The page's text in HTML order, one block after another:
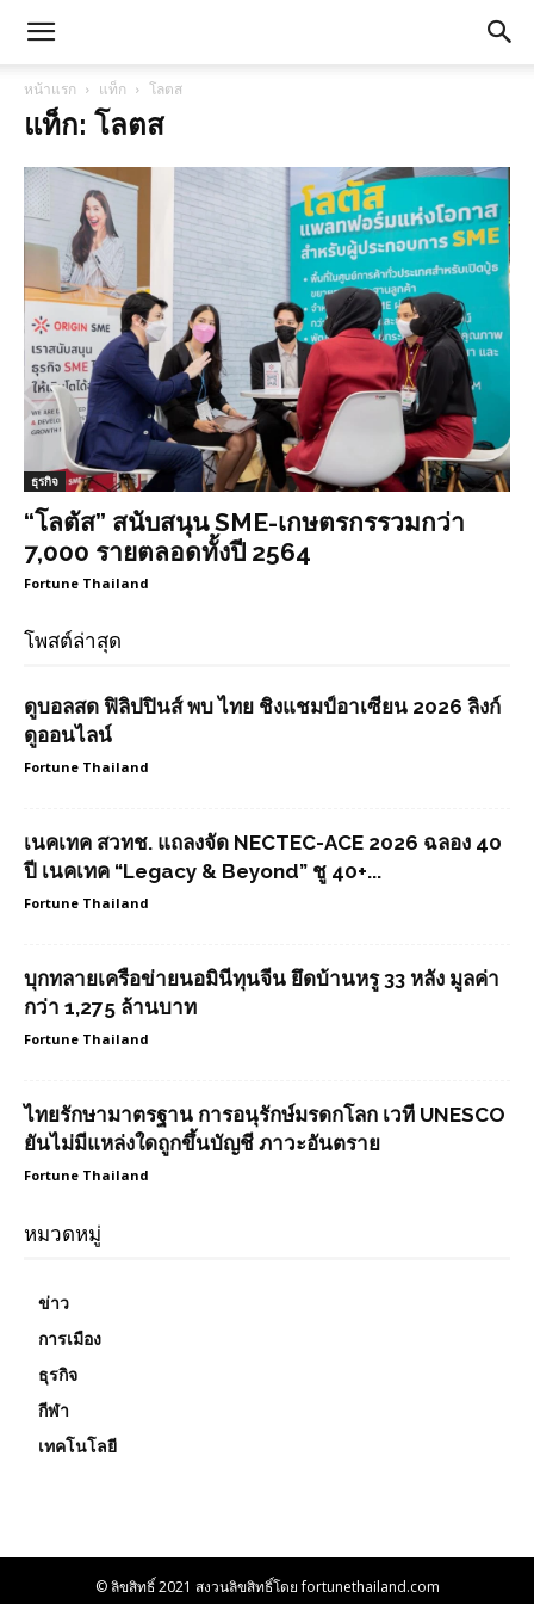
หน้าแรก แท็ก โลตส
แท็ก: โลตส
ธุรกิจ
“โลตัส” สนับสนุน SME-เกษตรกรรวมกว่า
7,000 รายตลอดทั้งปี 2564
Fortune Thailand
โพสต์ล่าสุด
ดูบอลสด ฟิลิปปินส์ พบ ไทย ชิงแชมป์อาเซียน 2026 ลิงก์
ดูออนไลน์
Fortune Thailand
เนคเทค สวทช. แถลงจัด NECTEC-ACE 2026 ฉลอง 40
ปี เนคเทค “Legacy & Beyond” ชู 40+...
Fortune Thailand
บุกทลายเครือข่ายนอมินีทุนจีน ยึดบ้านหรู 33 หลัง มูลค่า
กว่า 1,275 ล้านบาท
Fortune Thailand
ไทยรักษามาตรฐาน การอนุรักษ์มรดกโลก เวที UNESCO
ยันไม่มีแหล่งใดถูกขึ้นบัญชี ภาวะอันตราย
Fortune Thailand
หมวดหมู่
ข่าว
การเมือง
ธุรกิจ
กีฬา
เทคโนโลยี
© ลิขสิทธิ์ 2021 สงวนลิขสิทธิ์โดย fortunethailand.com